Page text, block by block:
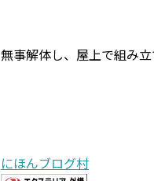
無事解体し、屋上で組み立
にほんブログ村